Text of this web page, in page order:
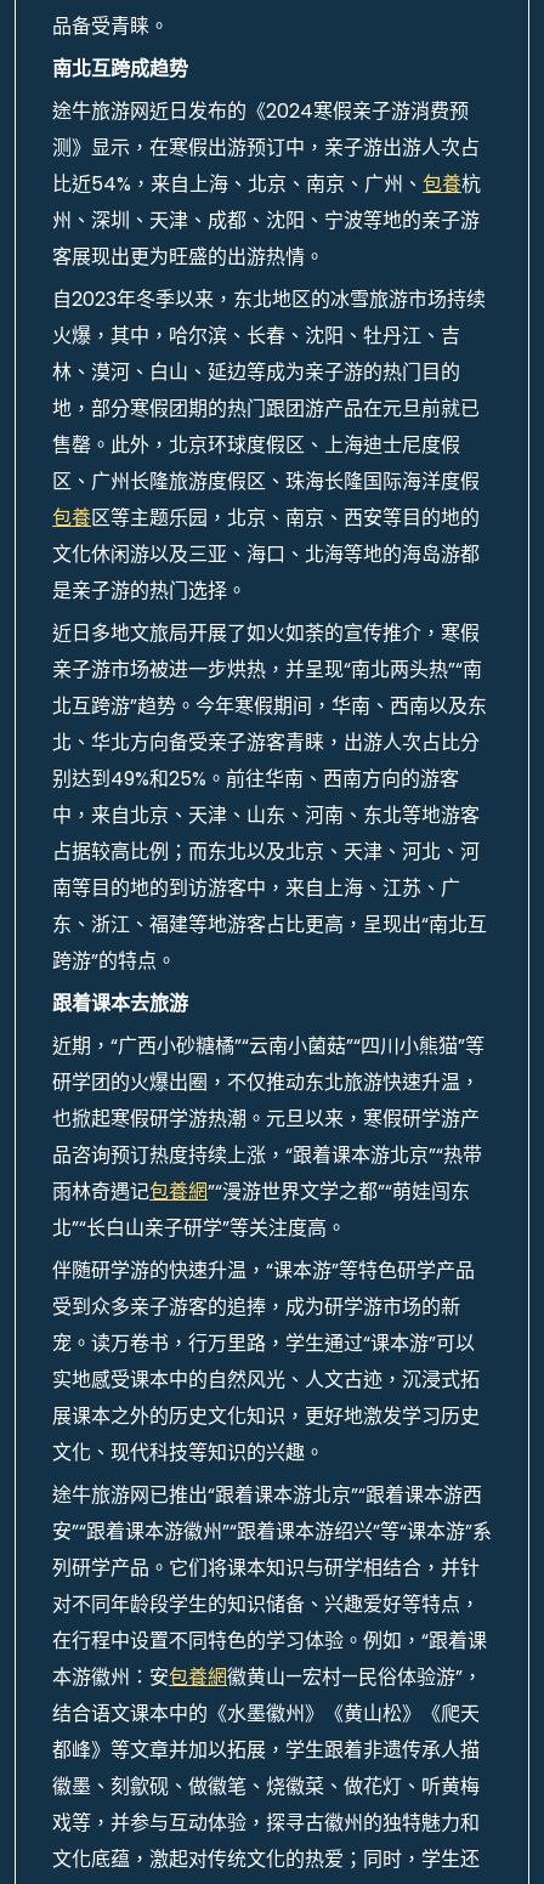
品备受青睐。
南北互跨成趋势
途牛旅游网近日发布的《2024寒假亲子游消费预
测》显示，在寒假出游预订中，亲子游出游人次占
比近54%，来自上海、北京、南京、广州、 包養杭
州、深圳、天津、成都、沈阳、宁波等地的亲子游
客展现出更为旺盛的出游热情。
自2023年冬季以来，东北地区的冰雪旅游市场持续
火爆，其中，哈尔滨、长春、沈阳、牡丹江、吉
林、漠河、白山、延边等成为亲子游的热门目的
地，部分寒假团期的热门跟团游产品在元旦前就已
售罄。此外，北京环球度假区、上海迪士尼度假
区、广州长隆旅游度假区、珠海长隆国际海洋度假
包養区等主题乐园，北京、南京、西安等目的地的
文化休闲游以及三亚、海口、北海等地的海岛游都
是亲子游的热门选择。
近日多地文旅局开展了如火如荼的宣传推介，寒假
亲子游市场被进一步烘热，并呈现“南北两头热”“南
北互跨游”趋势。今年寒假期间，华南、西南以及东
北、华北方向备受亲子游客青睐，出游人次占比分
别达到49%和25%。前往华南、西南方向的游客
中，来自北京、天津、山东、河南、东北等地游客
占据较高比例；而东北以及北京、天津、河北、河
南等目的地的到访游客中，来自上海、江苏、广
东、浙江、福建等地游客占比更高，呈现出“南北互
跨游”的特点。
跟着课本去旅游
近期，“广西小砂糖橘”“云南小菌菇”“四川小熊猫”等
研学团的火爆出圈，不仅推动东北旅游快速升温，
也掀起寒假研学游热潮。元旦以来，寒假研学游产
品咨询预订热度持续上涨，“跟着课本游北京”“热带
雨林奇遇记包養網”“漫游世界文学之都”“萌娃闯东
北”“长白山亲子研学”等关注度高。
伴随研学游的快速升温，“课本游”等特色研学产品
受到众多亲子游客的追捧，成为研学游市场的新
宠。读万卷书，行万里路，学生通过“课本游”可以
实地感受课本中的自然风光、人文古迹，沉浸式拓
展课本之外的历史文化知识，更好地激发学习历史
文化、现代科技等知识的兴趣。
途牛旅游网已推出“跟着课本游北京”“跟着课本游西
安”“跟着课本游徽州”“跟着课本游绍兴”等“课本游”系
列研学产品。它们将课本知识与研学相结合，并针
对不同年龄段学生的知识储备、兴趣爱好等特点，
在行程中设置不同特色的学习体验。例如，“跟着课
本游徽州：安包養網徽黄山—宏村—民俗体验游”，
结合语文课本中的《水墨徽州》《黄山松》《爬天
都峰》等文章并加以拓展，学生跟着非遗传承人描
徽墨、刻歙砚、做徽笔、烧徽菜、做花灯、听黄梅
戏等，并参与互动体验，探寻古徽州的独特魅力和
文化底蕴，激起对传统文化的热爱；同时，学生还